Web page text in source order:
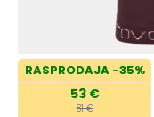
RASPRODAJA -35%
53 €
81 €